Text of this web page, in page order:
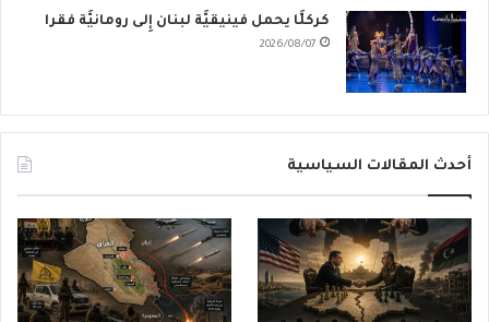
كركلَّا يحمل فينيقيَّة لبنان إِلى رومانيَّة فقرا
2026/08/07
أحدث المقالات السياسية